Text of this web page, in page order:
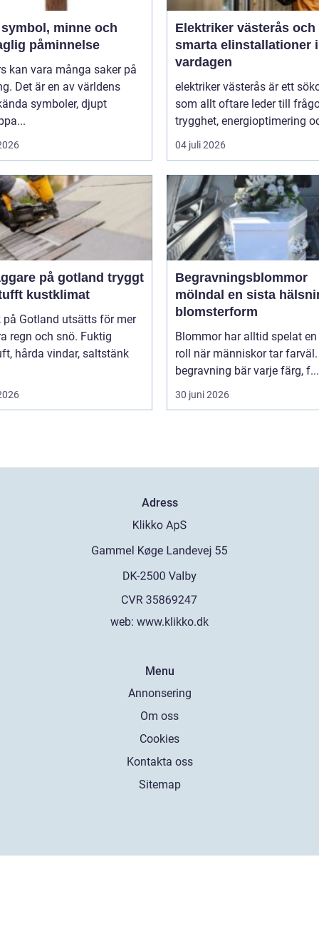
påminnelse
kan vara många saker på
Det är en av världens
symboler, djupt
Elektriker västerås och
smarta elinstallationer i
vardagen
elektriker västerås är ett
som allt oftare leder till
trygghet, energioptimering
04 juli 2026
på gotland tryggt
kustklimat
på Gotland utsätts för mer
regn och snö. Fuktig
hårda vindar, saltstänk
Begravningsblommor
mölndal en sista hälsning i
blomsterform
Blommor har alltid spelat
roll när människor tar farväl.
begravning bär varje färg, f...
30 juni 2026
Adress
web: www.klikko.dk
Menu
Annonsering
Om oss
Cookies
Kontakta oss
Sitemap